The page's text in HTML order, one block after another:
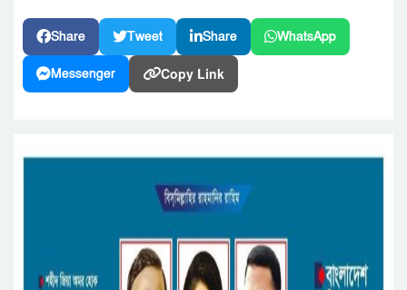
Share Tweet Share WhatsApp
Messenger Copy Link